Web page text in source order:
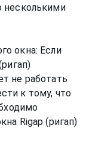
несколькими
окна: Если
не работать
к тому, что
Rigap (ригап)